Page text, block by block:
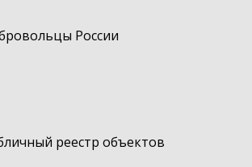
России
реестр объектов